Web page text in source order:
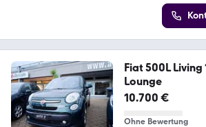
Fiat 500L Living
Lounge
10.700 €
Ohne Bewertung